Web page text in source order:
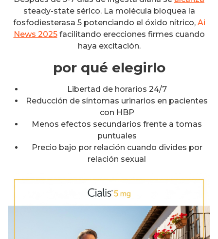
steady-state sérico. La molécula bloquea la
fosfodiesterasa 5 potenciando el óxido nítrico, Ai
News 2025facilitando erecciones firmes cuando
haya excitación.
por qué elegirlo
Libertad de horarios 24/7
Reducción de síntomas urinarios en pacientes
con HBP
Menos efectos secundarios frente a tomas
puntuales
Precio bajo por relación cuando divides por
relación sexual